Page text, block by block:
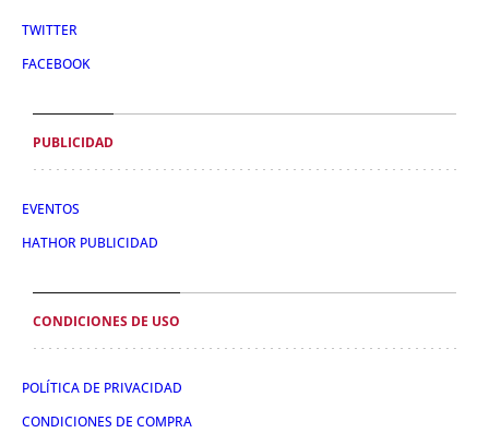
TWITTER
FACEBOOK
PUBLICIDAD
EVENTOS
HATHOR PUBLICIDAD
CONDICIONES DE USO
POLÍTICA DE PRIVACIDAD
CONDICIONES DE COMPRA